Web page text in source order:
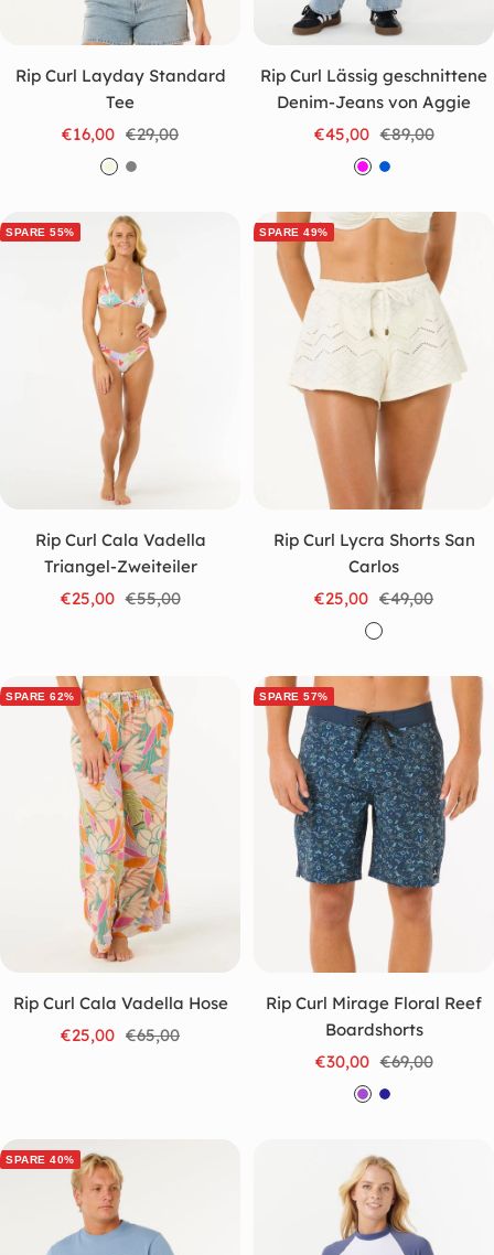
Rip Curl Layday Standard
Tee
Angebotspreis
€16,00 Regulärer
Preis
€29,00
C
e
m
e
G
a
u
Rip Curl Lässig geschnittene
Denim-Jeans von Aggie
Angebotspreis
€45,00 Regulärer
Preis
€89,00
P
n
B
a
SPARE 55%
Rip Curl Cala Vadella
Triangel-Zweiteiler
Angebotspreis
€25,00 Regulärer
€55,00
SPARE 49%
Rip Curl Lycra Shorts San
Carlos
Angebotspreis
€25,00 Regulärer
Preis
€49,00
W
t
e
SPARE 62%
Rip Curl Cala Vadella Hose
Angebotspreis
€25,00 Regulärer
€65,00
SPARE 57%
Rip Curl Mirage Floral Reef
Boardshorts
Angebotspreis
€30,00 Regulärer
Preis
€69,00
L
l
a
M
r
i
n
e
SPARE 40%